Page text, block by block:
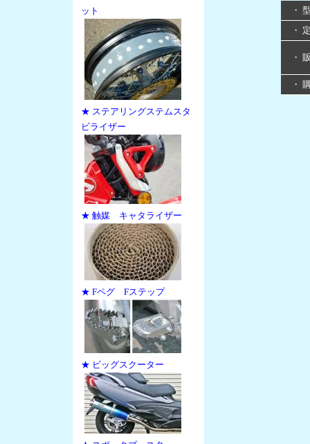
ット
★ ステアリングステムスタ
ビライザー
★ 触媒 キャタライザー
★ Fペグ Fステップ
★ ビッグスクーター
・
・
・
・